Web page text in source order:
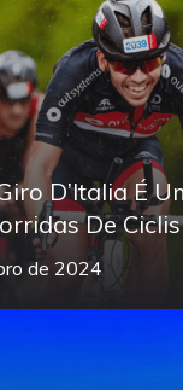
D’Italia É
De
de 2024